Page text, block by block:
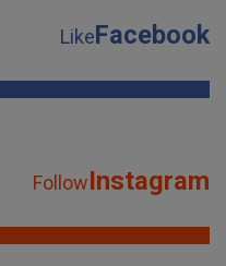
LikeFacebook
FollowInstagram